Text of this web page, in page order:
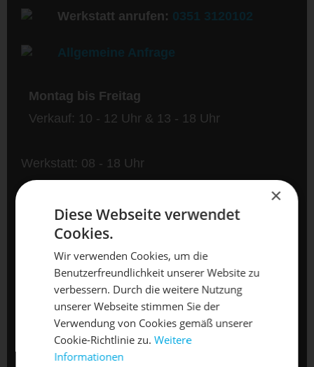
X
DIE SONNE LACHT, DEIN
RAD ERWACHT
Mach dein Bike frühlingsfit - gönn
Werkstatt anrufen: 0351 3120102
Allgemeine Anfrage
Montag bis Freitag
Verkauf: 10 - 12 Uhr & 13 - 18 Uhr
Werkstatt: 08 - 18 Uhr
Samstag 10 - 13 Uhr
×
Diese Webseite verwendet
Cookies.
Wir verwenden Cookies, um die
Benutzerfreundlichkeit unserer Website zu
verbessern. Durch die weitere Nutzung
unserer Webseite stimmen Sie der
Verwendung von Cookies gemäß unserer
Cookie-Richtlinie zu.Weitere
Informationen